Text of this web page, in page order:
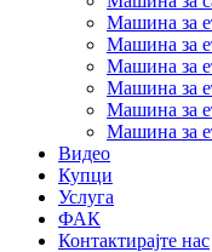
Машина за
Машина за
Машина за
Машина за
Машина за
Машина за
Видео
Купци
Услуга
ФАК
Контактирајте нас